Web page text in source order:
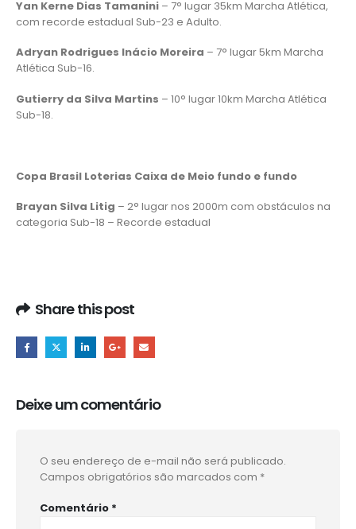
Yan Kerne Dias Tamanini – 7° lugar 35km Marcha Atlética,
com recorde estadual Sub-23 e Adulto.
Adryan Rodrigues Inácio Moreira – 7° lugar 5km Marcha
Atlética Sub-16.
Gutierry da Silva Martins – 10° lugar 10km Marcha Atlética
Sub-18.
Copa Brasil Loterias Caixa de Meio fundo e fundo
Brayan Silva Litig – 2° lugar nos 2000m com obstáculos na
categoria Sub-18 – Recorde estadual
Share this post
Deixe um comentário
O seu endereço de e-mail não será publicado.
Campos obrigatórios são marcados com *
Comentário *